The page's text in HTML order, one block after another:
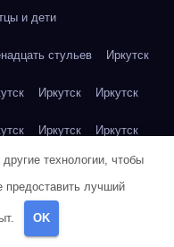
и дети
стульев Иркутск
Иркутск Иркутск
Иркутск Иркутск
Иркутск Иркутск
Йогурт
технологии, чтобы
предоставить лучший
OK